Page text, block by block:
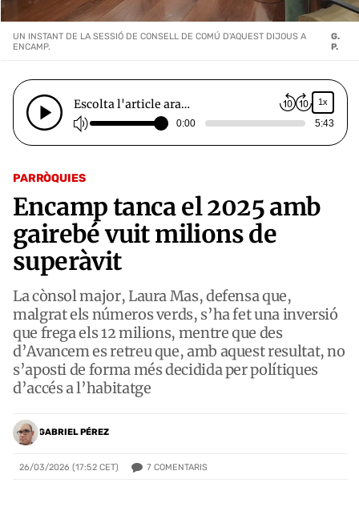
PARRÒQUIES
Encamp tanca el 2025 amb
gairebé vuit milions de
superàvit
La cònsol major, Laura Mas, defensa que,
malgrat els números verds, s’ha fet una inversió
que frega els 12 milions, mentre que des
d’Avancem es retreu que, amb aquest resultat, no
s’aposti de forma més decidida per polítiques
d’accés a l’habitatge
GABRIEL PÉREZ
26/03/2026 (17:52 CET) 7 COMENTARIS
UN INSTANT DE LA SESSIÓ DE CONSELL DE COMÚ D'AQUEST DIJOUS A
ENCAMP.
G.
P.
Escolta l'article ara… 1x
0:00 5:43